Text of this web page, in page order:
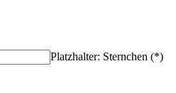
Platzhalter: Sternchen (*)